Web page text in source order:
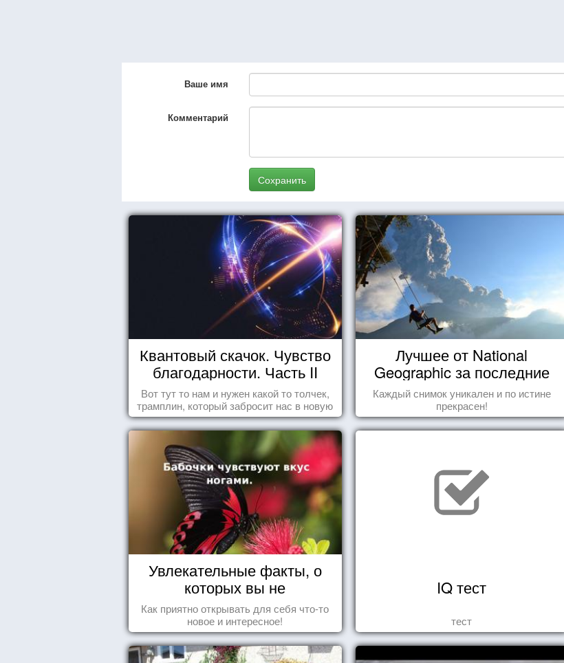
Ваше имя
Комментарий
Сохранить
Квантовый скачок. Чувство
благодарности. Часть II
Вот тут то нам и нужен какой то толчек,
трамплин, который забросит нас в новую
реальность. БЛАГОДАРНОСТЬ.
Лучшее от National
Geographic за последние
пару лет
Каждый снимок уникален и по истине
прекрасен!
Увлекательные факты, о
которых вы не
догадывались!
Как приятно открывать для себя что-то
новое и интересное!
IQ тест
тест